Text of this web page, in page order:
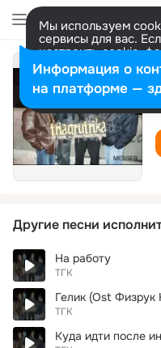
Мы используем
сервисы для вас.
настроить cookie-
представитель.
Разрешить все
Другие песни
На работу
ТГК
Гелик (Ost Физрук
ТГК
Куда идти после
Информация о
на платформе —